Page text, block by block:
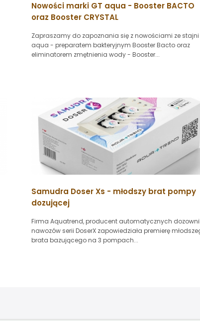
Nowości marki GT aqua - Booster BACTO
oraz Booster CRYSTAL
Zapraszamy do zapoznania się z nowościami ze stajni
aqua - preparatem bakteryjnym Booster Bacto oraz
eliminatorem zmętnienia wody - Booster...
Samudra Doser Xs - młodszy brat pompy
dozującej
Firma Aquatrend, producent automatycznych
nawozów serii DoserX zapowiedziała premierę
brata bazującego na 3 pompach...